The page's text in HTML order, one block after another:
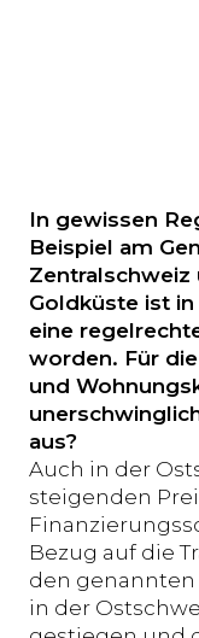
In gewissen
Beispiel am
Zentralschweiz
Goldküste ist
eine
worden. Für
und
aus?
Auch in der
steigenden
Bezug auf die
den genannten
in der